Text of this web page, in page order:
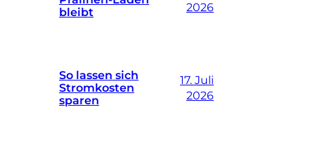
bleibt
2026
So lassen sich
Stromkosten
sparen
17. Juli
2026